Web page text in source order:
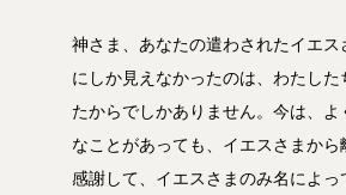
神さま、あなたの遣わされたイエス
にしか見えなかったのは、わたした
たからでしかありません。今は、
なことがあっても、イエスさまから
感謝して、イエスさまのみ名によっ